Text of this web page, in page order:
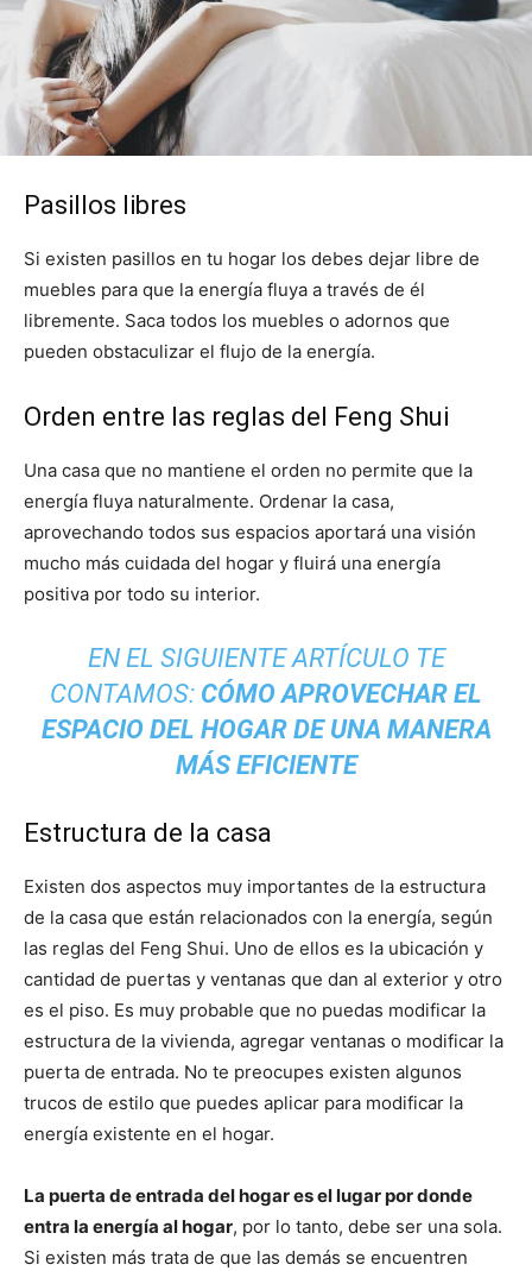
Pasillos libres
Si existen pasillos en tu hogar los debes dejar libre de
muebles para que la energía fluya a través de él
libremente. Saca todos los muebles o adornos que
pueden obstaculizar el flujo de la energía.
Orden entre las reglas del Feng Shui
Una casa que no mantiene el orden no permite que la
energía fluya naturalmente. Ordenar la casa,
aprovechando todos sus espacios aportará una visión
mucho más cuidada del hogar y fluirá una energía
positiva por todo su interior.
EN EL SIGUIENTE ARTÍCULO TE
CONTAMOS: CÓMO APROVECHAR EL
ESPACIO DEL HOGAR DE UNA MANERA
MÁS EFICIENTE
Estructura de la casa
Existen dos aspectos muy importantes de la estructura
de la casa que están relacionados con la energía, según
las reglas del Feng Shui. Uno de ellos es la ubicación y
cantidad de puertas y ventanas que dan al exterior y otro
es el piso. Es muy probable que no puedas modificar la
estructura de la vivienda, agregar ventanas o modificar la
puerta de entrada. No te preocupes existen algunos
trucos de estilo que puedes aplicar para modificar la
energía existente en el hogar.
La puerta de entrada del hogar es el lugar por donde
entra la energía al hogar, por lo tanto, debe ser una sola.
Si existen más trata de que las demás se encuentren